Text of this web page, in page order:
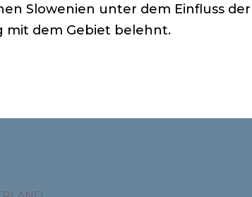
Slowenien unter dem Einfluss der
mit dem Gebiet belehnt.